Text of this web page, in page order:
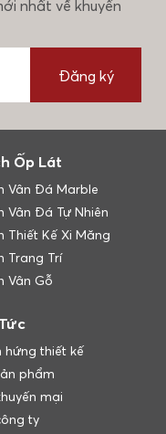
nhất về khuyến
Đăng ký
Ốp Lát
Vân Đá Marble
Vân Đá Tự Nhiên
Thiết Kế Xi Măng
Trang Trí
Vân Gỗ
hứng thiết kế
phẩm
mại
ty